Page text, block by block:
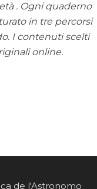
. Ogni quaderno
in tre percorsi
I contenuti scelti
online.
de l'Astronomo